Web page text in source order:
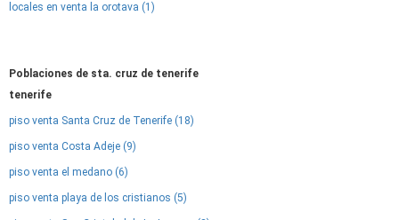
locales en venta la orotava (1)
Poblaciones de sta. cruz de tenerife
tenerife
piso venta Santa Cruz de Tenerife (18)
piso venta Costa Adeje (9)
piso venta el medano (6)
piso venta playa de los cristianos (5)